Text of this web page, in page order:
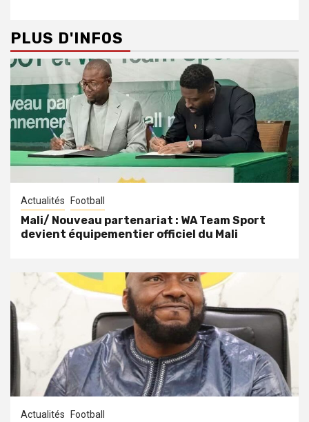
PLUS D'INFOS
Actualités Football
Mali/ Nouveau partenariat : WA Team Sport
devient équipementier officiel du Mali
Actualités Football